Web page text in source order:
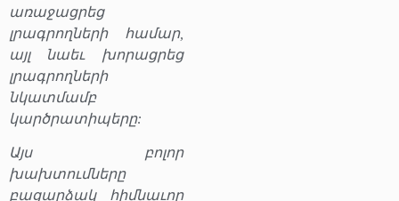
առաջացրեց
լրագրողների համար,
այլ նաեւ խորացրեց
լրագրողների
նկատմամբ
կարծրատիպերը:
Այս բոլոր
խախտումները
բացարձակ հիմնաւոր